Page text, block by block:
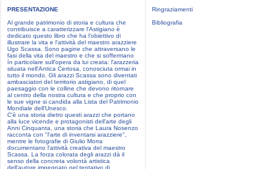
PRESENTAZIONE
Al grande patrimonio di storia e cultura che
contribuisce a caratterizzare l'Astigiano è
dedicato questo libro che ha l'obiettivo di
illustrare la vita e l'attività del maestro arazziere
Ugo Scassa. Sono pagine che attraversano le
fasi della vita del maestro e che si soffermano
ín particolare sull'opera da lui creata: l'arazzeria
situata nell'Antica Certosa, conosciuta ormai in
tutto il mondo. Gli arazzi Scassa sono diventati
ambasciatori del territorio astigiano, di quel
paesaggio con le colline che devono ritornare
al centro della nostra cultura e che proprio con
le sue vigne si candida alla Lista del Patrimonio
Mondiale dell'Unesco.
C'è una storia dietro questi arazzi che portano
alla luce vicende e protagonisti dell'arte degli
Anni Cinquanta, una storia che Laura Nosenzo
racconta con "l'arte di inventarsi arazziere",
mentre le fotografie di Giulio Morra
documentano l'attività creativa del maestro
Scassa. La forza colorata degli arazzi dà il
senso della concreta volontà artistica
dell'autore impegnato nel tentativo di
Ringraziamenti
Bibliografia